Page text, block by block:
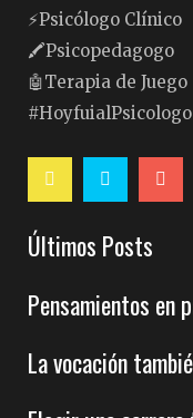
⚡️Psicólogo Clínico
🖍Psicopedagogo
🤖Terapia de Juego
#HoyfuialPsicologo
Últimos Posts
Pensamientos en
La vocación